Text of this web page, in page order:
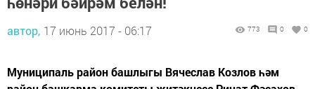
автор, 17 июнь 2017 - 06:17 773 0 0
Муниципаль район башлыгы Вячеслав Козлов һәм